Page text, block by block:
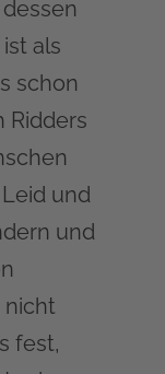
als
schon
Ridders
und
und
nicht
fest,